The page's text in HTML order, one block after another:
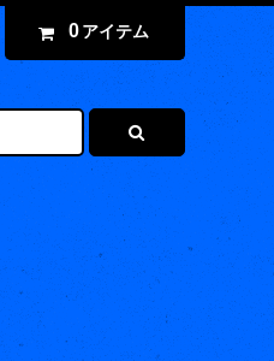
0 アイテム